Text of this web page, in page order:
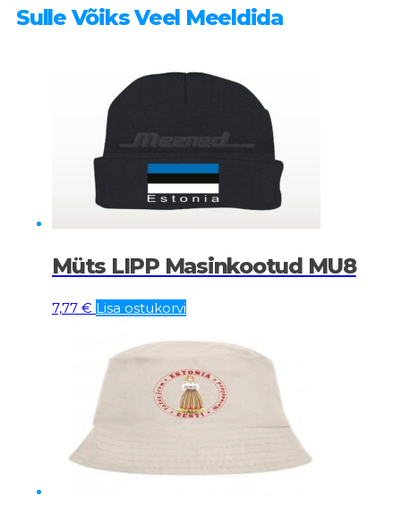
Sulle Võiks Veel Meeldida
Müts LIPP Masinkootud MU8
7,77 € Lisa ostukorvi